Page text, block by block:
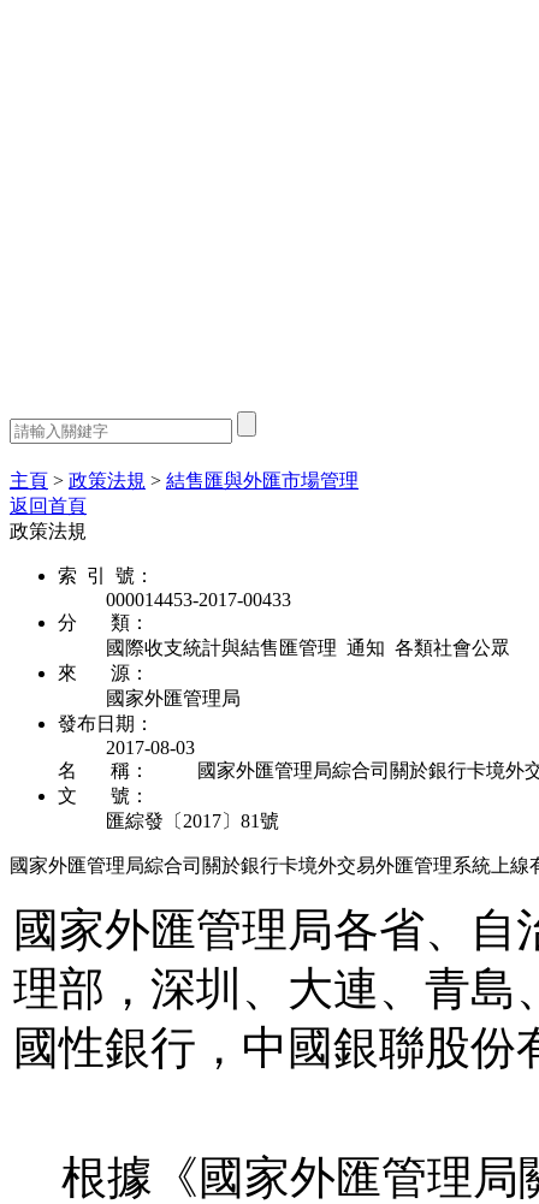
主頁 > 政策法規 > 結售匯與外匯市場管理
返回首頁
政策法規
索 引 號：
000014453-2017-00433
分 類：
國際收支統計與結售匯管理 通知 各類社會公眾
來 源：
國家外匯管理局
發布日期：
2017-08-03
名 稱：
國家外匯管理局綜合司關於銀行卡境外
文 號：
匯綜發〔2017〕81號
國家外匯管理局綜合司關於銀行卡境外交易外匯管理系統上線
國家外匯管理局各省、
理部，深圳、大連、青島
國性銀行，中國銀聯股份
根據《國家外匯管理局